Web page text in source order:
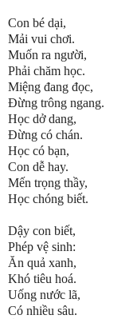
Con bé dại,
Mải vui chơi.
Muốn ra người,
Phải chăm học.
Miệng đang đọc,
Đừng trông ngang.
Học dở dang,
Đừng có chán.
Học có bạn,
Con dễ hay.
Mến trọng thầy,
Học chóng biết.
Dậy con biết,
Phép vệ sinh:
Ăn quả xanh,
Khó tiêu hoá.
Uống nước lã,
Có nhiều sâu.